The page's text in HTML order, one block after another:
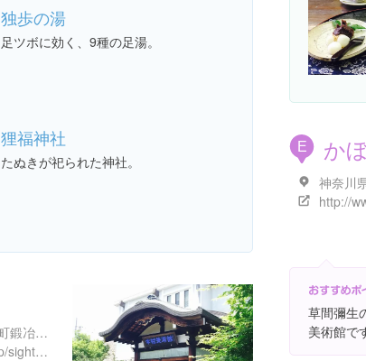
独歩の湯
足ツボに効く、9種の足湯。
狸福神社
たぬきが祀られた神社。
E か
http://
草間彌生
美術館で
神奈川県足柄下郡湯河原町鍛冶屋６５１
http://www.yugawara.or.jp/sightseeing/details.php?log=1365472194